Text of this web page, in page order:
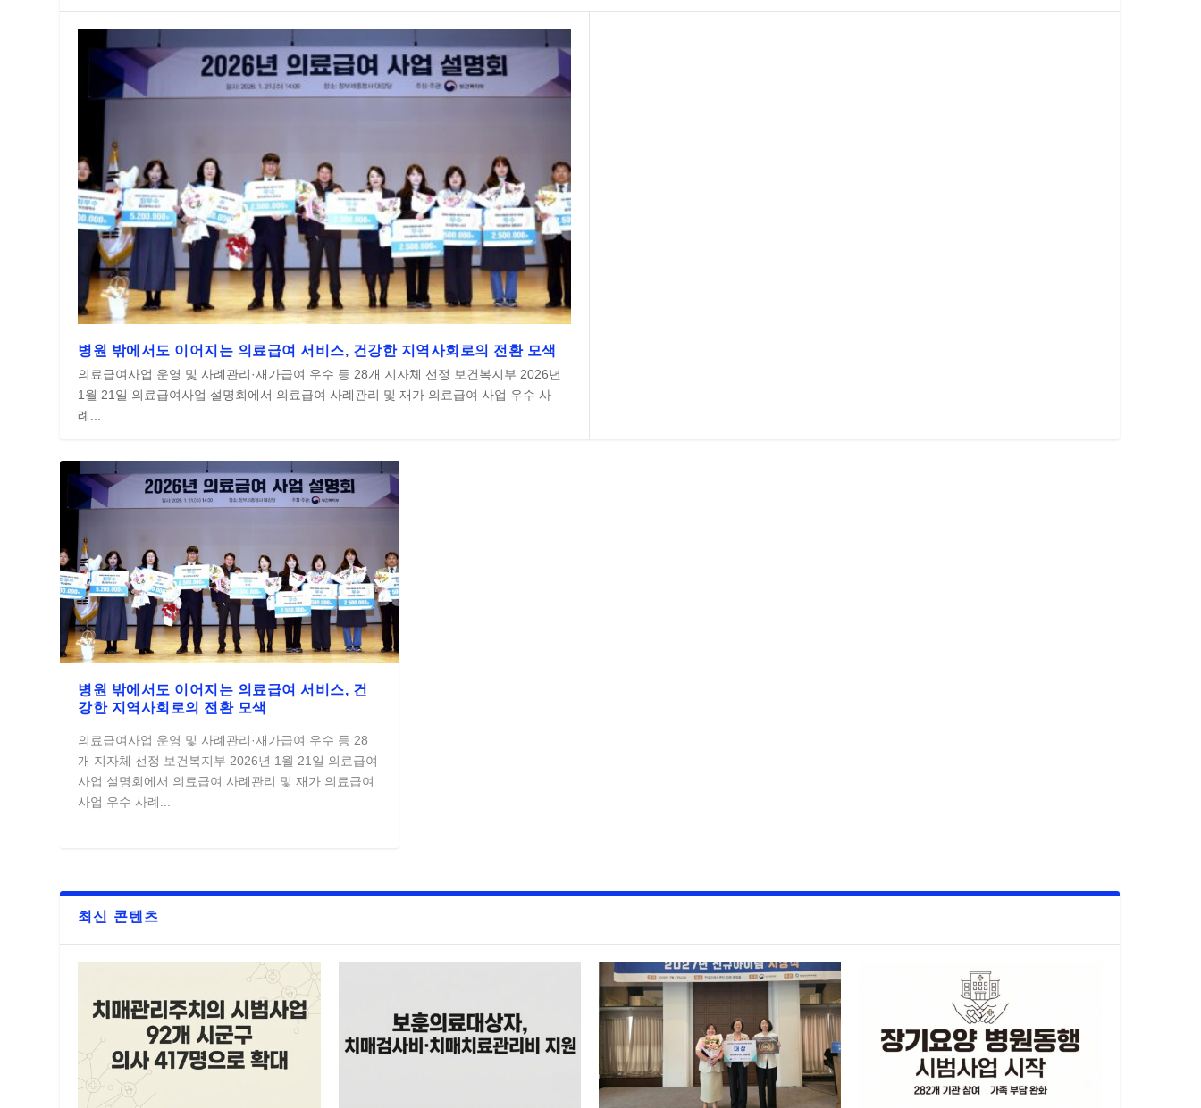
병원 밖에서도 이어지는 의료급여 서비스, 건강한 지역사회로의 전환 모색
의료급여사업 운영 및 사례관리·재가급여 우수 등 28개 지자체 선정 보건복지부 2026년
1월 21일 의료급여사업 설명회에서 의료급여 사례관리 및 재가 의료급여 사업 우수 사
례...
병원 밖에서도 이어지는 의료급여 서비스, 건
강한 지역사회로의 전환 모색
의료급여사업 운영 및 사례관리·재가급여 우수 등 28
개 지자체 선정 보건복지부 2026년 1월 21일 의료급여
사업 설명회에서 의료급여 사례관리 및 재가 의료급여
사업 우수 사례...
최신 콘텐츠